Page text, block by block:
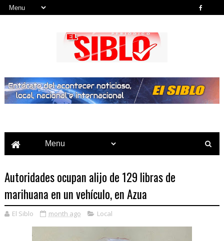
Autoridades ocupan alijo de 129 libras de
marihuana en un vehículo, en Azua
El Siblo month ago Local